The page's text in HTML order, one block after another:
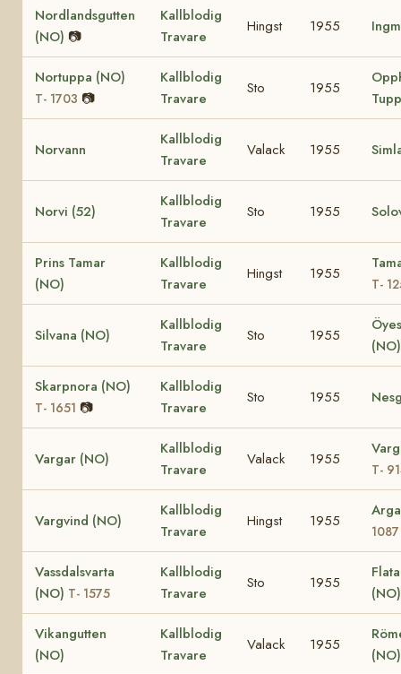
Nordlandsgutten
(NO) 📷
Kallblodig
Travare
Hingst 1955
Nortuppa (NO)
T- 1703 📷
Kallblodig
Travare
Sto 1955
Norvann
Kallblodig
Travare
Valack 1955
Norvi (52)
Kallblodig
Travare
Sto 1955
Prins Tamar
(NO)
Kallblodig
Travare
Hingst 1955
T-
Silvana (NO)
Kallblodig
Travare
Sto 1955
Skarpnora (NO)
T- 1651 📷
Kallblodig
Travare
Sto 1955
Vargar (NO)
Kallblodig
Travare
Valack 1955
T-
Vargvind (NO)
Kallblodig
Travare
Hingst 1955
1087
Vassdalsvarta
(NO) T- 1575
Kallblodig
Travare
Sto 1955
(NO)
Vikangutten
(NO)
Kallblodig
Travare
Valack 1955
(NO)